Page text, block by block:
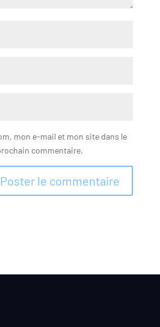
mon e-mail et mon site dans le
commentaire.